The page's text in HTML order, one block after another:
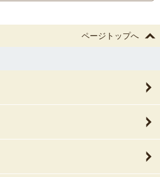
ページトップへ